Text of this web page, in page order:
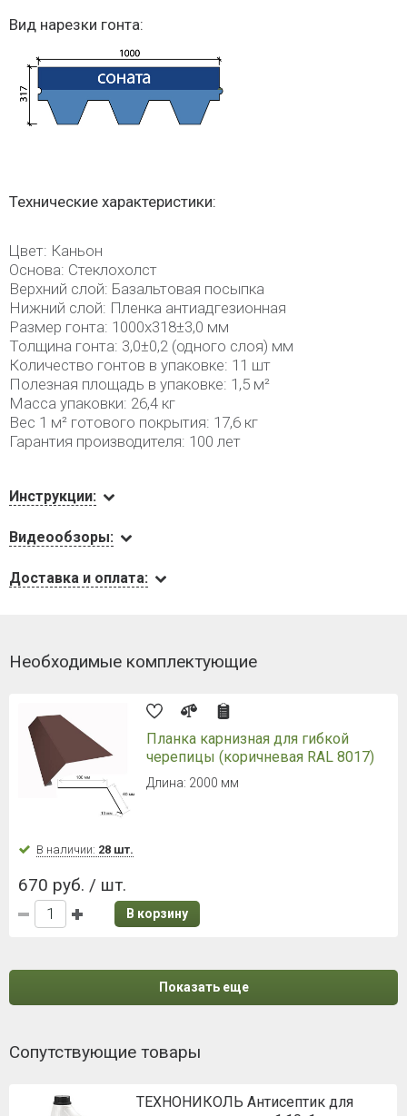
Вид нарезки гонта:
Технические характеристики:
Цвет: Каньон
Основа: Стеклохолст
Верхний слой: Базальтовая посыпка
Нижний слой: Пленка антиадгезионная
Размер гонта: 1000x318±3,0 мм
Толщина гонта: 3,0±0,2 (одного слоя) мм
Количество гонтов в упаковке: 11 шт
Полезная площадь в упаковке: 1,5 м²
Масса упаковки: 26,4 кг
Вес 1 м² готового покрытия: 17,6 кг
Гарантия производителя: 100 лет
Инструкции:
Видеообзоры:
Доставка и оплата:
Необходимые комплектующие
Планка карнизная для гибкой
черепицы (коричневая RAL 8017)
Длина: 2000 мм
В наличии: 28 шт.
670 руб. / шт.
В корзину
Показать еще
Сопутствующие товары
ТЕХНОНИКОЛЬ Антисептик для